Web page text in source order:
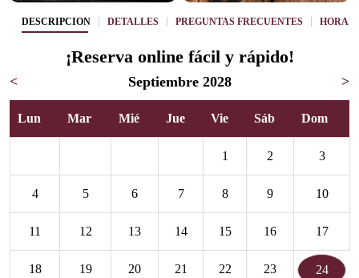
DESCRIPCIÓN DETALLES PREGUNTAS FRECUENTES
¡Reserva online fácil y rápido!
< Septiembre 2028 >
Lun Mar Mié Jue Vie Sáb Dom
1 2 3
4 5 6 7 8 9 10
11 12 13 14 15 16 17
18 19 20 21 22 23 24